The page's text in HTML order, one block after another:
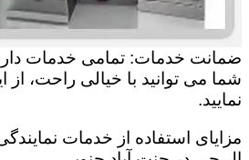
ضمانت خدمات: تمامی خدمات
شما می توانید با خیالی راحت، از
نمایید.
مزایای استفاده از خدمات